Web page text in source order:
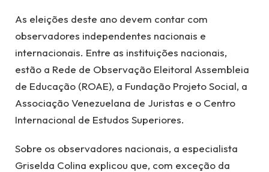
As eleições deste ano devem contar com
observadores independentes nacionais e
internacionais. Entre as instituições nacionais,
estão a Rede de Observação Eleitoral Assembleia
de Educação (ROAE), a Fundação Projeto Social, a
Associação Venezuelana de Juristas e o Centro
Internacional de Estudos Superiores.
Sobre os observadores nacionais, a especialista
Griselda Colina explicou que, com exceção da